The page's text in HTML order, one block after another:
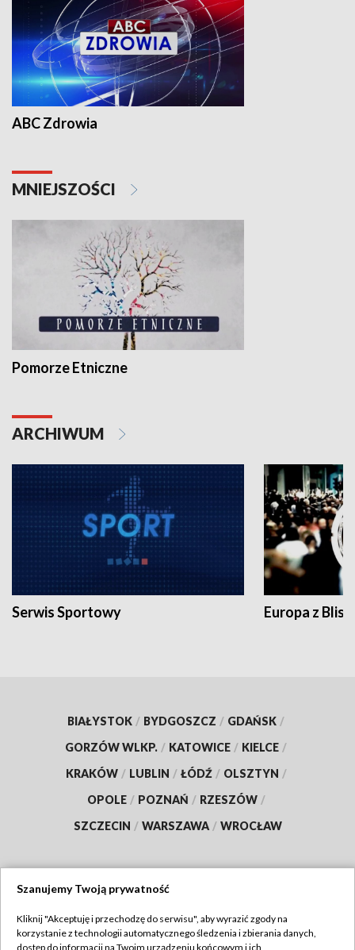
ABC Zdrowia
MNIEJSZOŚCI
Pomorze Etniczne
ARCHIWUM
Serwis Sportowy Europa z
BIAŁYSTOK / BYDGOSZCZ / GDAŃSK /
GORZÓW WLKP. / KATOWICE / KIELCE /
KRAKÓW / LUBLIN / ŁÓDŹ / OLSZTYN /
OPOLE / POZNAŃ / RZESZÓW /
SZCZECIN / WARSZAWA / WROCŁAW
TVP
Szanujemy Twoją prywatność
Kliknij "Akceptuję i przechodzę do serwisu", aby wyrazić zgody na
korzystanie z technologii automatycznego śledzenia i zbierania danych,
dostęp do informacji na Twoim urządzeniu końcowym i ich